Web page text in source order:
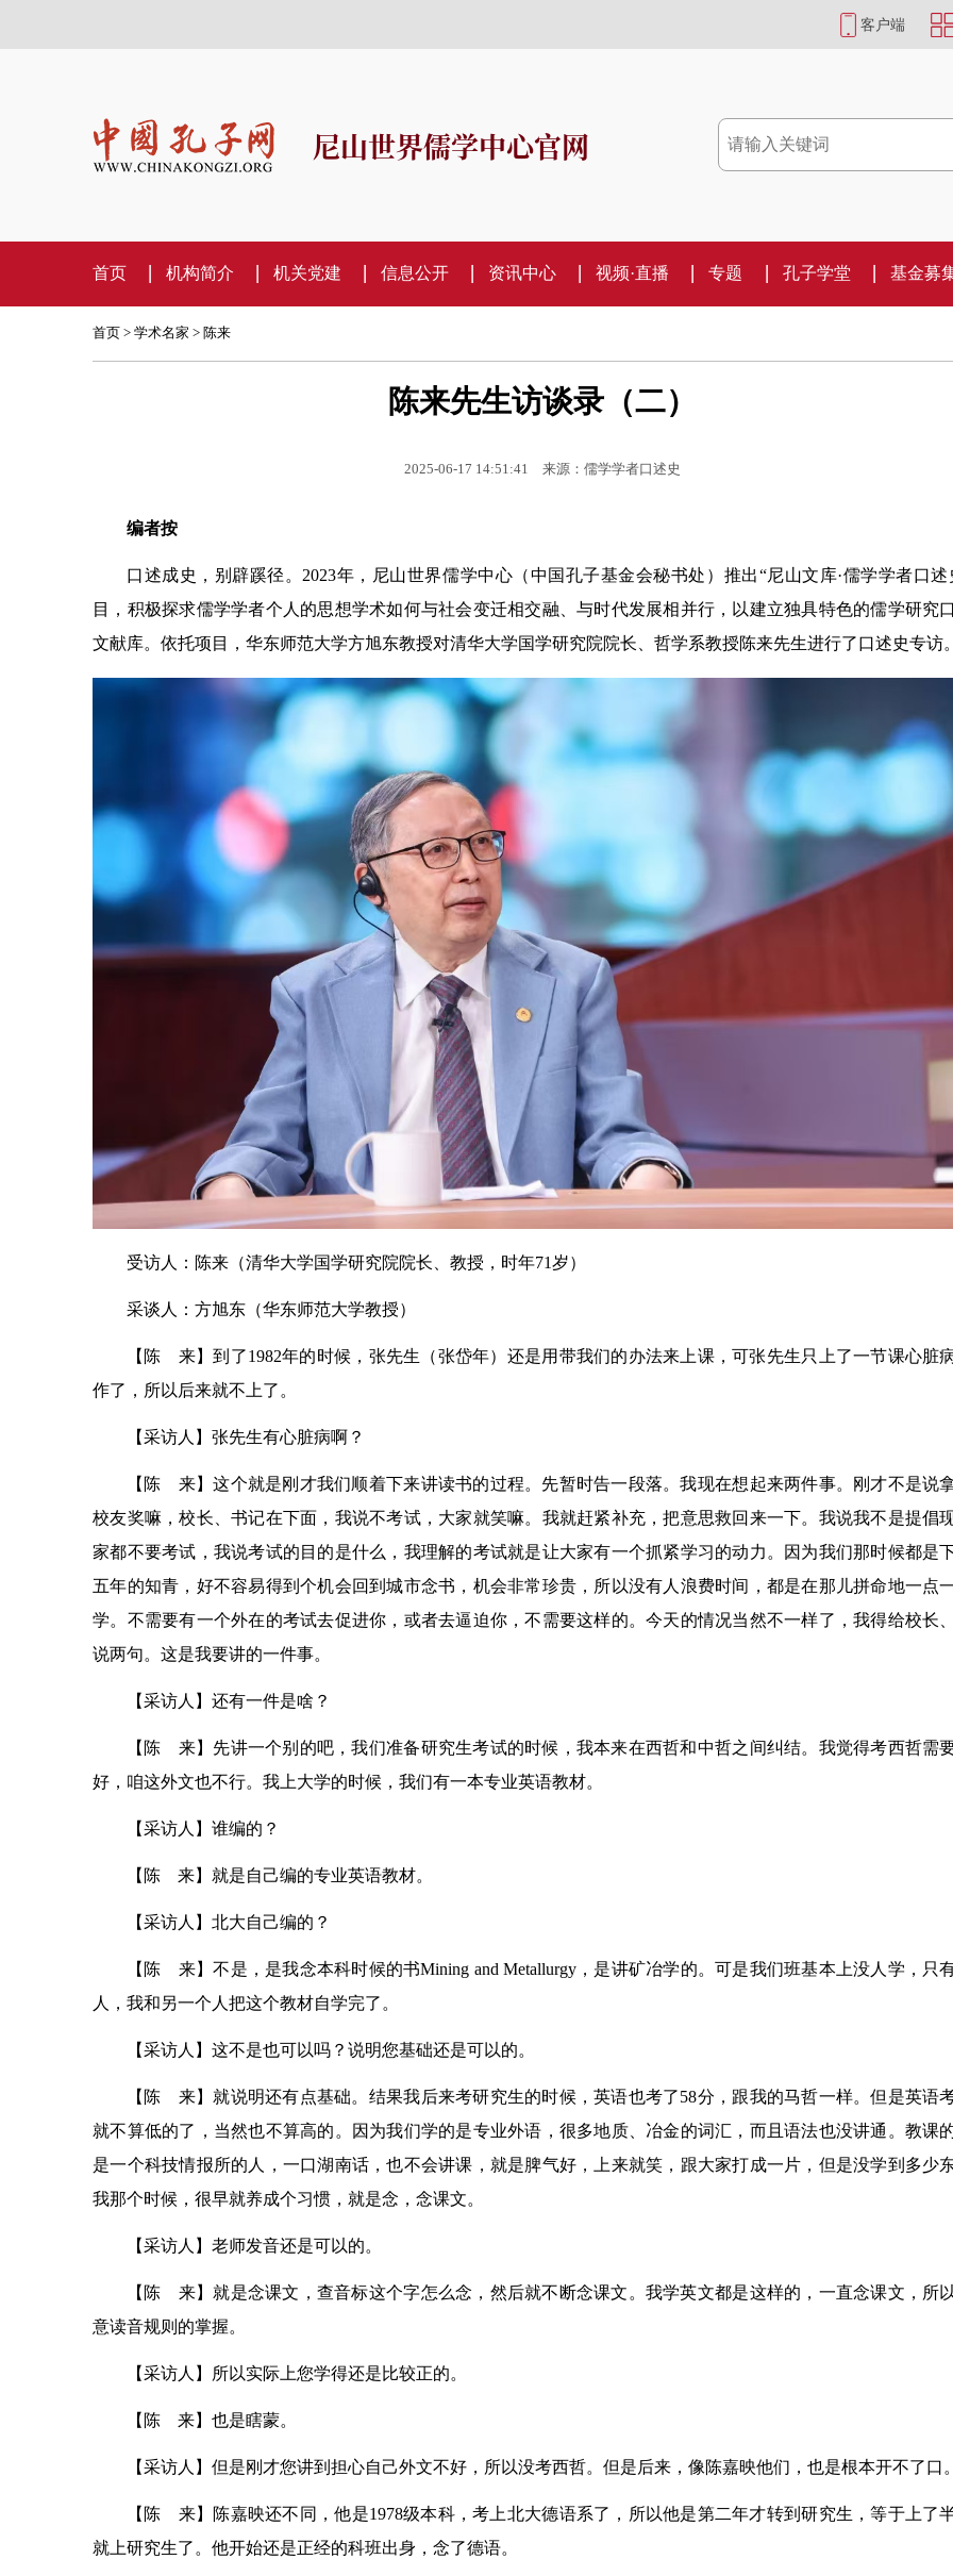
客户端
尼山世界儒学中心官网
首页 机构简介 机关党建 信息公开 资讯中心 视频·直播 专题 孔子学堂 基金募
首页 > 学术名家 > 陈来
陈来先生访谈录（二）
2025-06-17 14:51:41 来源：儒学学者口述史
编者按
口述成史，别辟蹊径。2023年，尼山世界儒学中心（中国孔子基金会秘书处）推出“尼山文库·儒学学者口述
目，积极探求儒学学者个人的思想学术如何与社会变迁相交融、与时代发展相并行，以建立独具特色的儒学研究
文献库。依托项目，华东师范大学方旭东教授对清华大学国学研究院院长、哲学系教授陈来先生进行了口述史专访
受访人：陈来（清华大学国学研究院院长、教授，时年71岁）
采谈人：方旭东（华东师范大学教授）
【陈 来】到了1982年的时候，张先生（张岱年）还是用带我们的办法来上课，可张先生只上了一节课心脏
作了，所以后来就不上了。
【采访人】张先生有心脏病啊？
【陈 来】这个就是刚才我们顺着下来讲读书的过程。先暂时告一段落。我现在想起来两件事。刚才不是说
校友奖嘛，校长、书记在下面，我说不考试，大家就笑嘛。我就赶紧补充，把意思救回来一下。我说我不是提倡
家都不要考试，我说考试的目的是什么，我理解的考试就是让大家有一个抓紧学习的动力。因为我们那时候都是
五年的知青，好不容易得到个机会回到城市念书，机会非常珍贵，所以没有人浪费时间，都是在那儿拼命地一点
学。不需要有一个外在的考试去促进你，或者去逼迫你，不需要这样的。今天的情况当然不一样了，我得给校长
说两句。这是我要讲的一件事。
【采访人】还有一件是啥？
【陈 来】先讲一个别的吧，我们准备研究生考试的时候，我本来在西哲和中哲之间纠结。我觉得考西哲需
好，咱这外文也不行。我上大学的时候，我们有一本专业英语教材。
【采访人】谁编的？
【陈 来】就是自己编的专业英语教材。
【采访人】北大自己编的？
【陈 来】不是，是我念本科时候的书Mining and Metallurgy，是讲矿冶学的。可是我们班基本上没人学，只
人，我和另一个人把这个教材自学完了。
【采访人】这不是也可以吗？说明您基础还是可以的。
【陈 来】就说明还有点基础。结果我后来考研究生的时候，英语也考了58分，跟我的马哲一样。但是英语
就不算低的了，当然也不算高的。因为我们学的是专业外语，很多地质、冶金的词汇，而且语法也没讲通。教课
是一个科技情报所的人，一口湖南话，也不会讲课，就是脾气好，上来就笑，跟大家打成一片，但是没学到多少
我那个时候，很早就养成个习惯，就是念，念课文。
【采访人】老师发音还是可以的。
【陈 来】就是念课文，查音标这个字怎么念，然后就不断念课文。我学英文都是这样的，一直念课文，所
意读音规则的掌握。
【采访人】所以实际上您学得还是比较正的。
【陈 来】也是瞎蒙。
【采访人】但是刚才您讲到担心自己外文不好，所以没考西哲。但是后来，像陈嘉映他们，也是根本开不了口
【陈 来】陈嘉映还不同，他是1978级本科，考上北大德语系了，所以他是第二年才转到研究生，等于上了
就上研究生了。他开始还是正经的科班出身，念了德语。